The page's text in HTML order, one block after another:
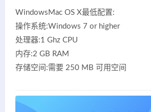
WindowsMac OS X最低配置:
操作系统:Windows 7 or higher
处理器:1 Ghz CPU
内存:2 GB RAM
存储空间:需要 250 MB 可用空间